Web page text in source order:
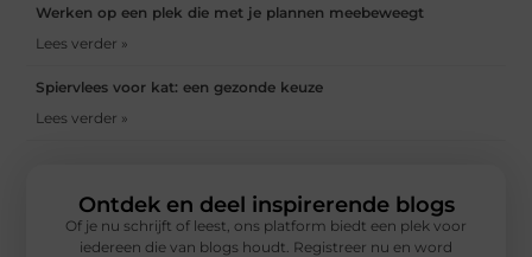
Werken op een plek die met je plannen meebeweegt
Lees verder »
Spiervlees voor kat: een gezonde keuze
Lees verder »
Ontdek en deel inspirerende blogs
Of je nu schrijft of leest, ons platform biedt een plek voor
iedereen die van blogs houdt. Registreer nu en word